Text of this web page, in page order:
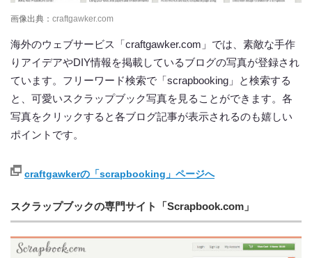
画像出典： craftgawker.com
海外のウェブサービス「craftgawker.com」では、素敵な手作
りアイデアやDIY情報を掲載しているブログの写真が登録され
ています。フリーワード検索で「scrapbooking」と検索する
と、可愛いスクラップブック写真を見ることができます。各
写真をクリックすると各ブログ記事が表示されるのも嬉しい
ポイントです。
craftgawkerの「scrapbooking」ページへ
スクラップブックの専門サイト「Scrapbook.com」